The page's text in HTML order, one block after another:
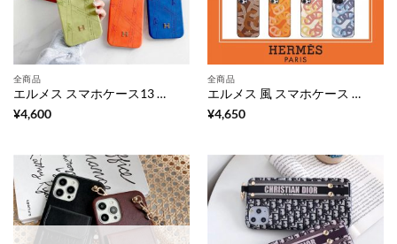
全商品
エルメス スマホケース13 新作 iphone13mini/12 携帯ケース 偽物 Hermes アイフォン11pro max/10r カバー 革 ハイブランド iphonexs マックス/se2ケース 大人 シンプル
¥4,600
全商品
エルメス 風 スマホケース お揃い iphone12pro max ケース 大人 可愛い シンプル iphone11pro カバー ラムスキン HERMES スマートフォンケース おしゃれ
¥4,650